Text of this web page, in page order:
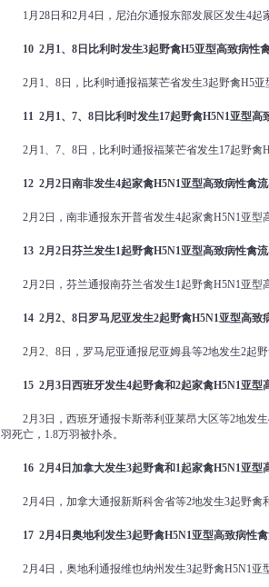
1月28日和2月4日，尼泊尔通报东部发展区发生4起
10 2月 1、 8日比利时发生3起野禽H5亚型高致病性
2月1、8日，比利时通报福莱芒省发生3起野禽H5
11 2月 1、 7、 8日比利时发生17起野禽H5N1亚型高
2月1、7、8日，比利时通报福莱芒省发生17起野禽
12 2月 2日南非发生4起家禽H5N1亚型高致病性禽
2月2日，南非通报东开普省发生4起家禽H5N1亚型
13 2月 2日芬兰发生1起野禽H5N1亚型高致病性禽
2月2日，芬兰通报南芬兰省发生1起野禽H5N1亚型
14 2月 2、 8日罗马尼亚发生2起野禽H5N1亚型高致
2月2、8日，罗马尼亚通报尼亚姆县等2地发生2起
15 2月 3日西班牙发生4起野禽和2起家禽H5N1亚型
2月3日，西班牙通报卡斯蒂利亚莱昂大区等2地发
羽死亡，1.8万羽被扑杀。
16 2月 4日加拿大发生3起野禽和 1起家禽H5N1亚型
2月4日，加拿大通报新斯科舍省等2地发生3起野禽
17 2月 4日奥地利发生3起野禽H5N1亚型高致病性
2月4日，奥地利通报维也纳州发生3起野禽H5N1亚